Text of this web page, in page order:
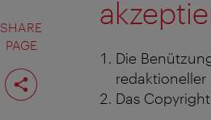
SHARE
PAGE
Share
page
Die
Das